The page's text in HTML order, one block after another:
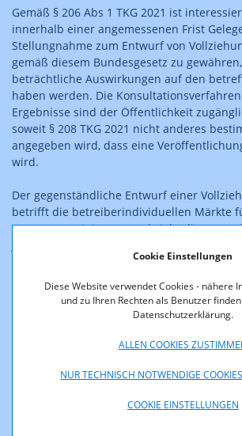
Cookie Einstellungen
Diese Website verwendet Cookies - nähere
und zu Ihren Rechten als Benutzer
Datenschutzerklärung.
ALLEN COOKIES
NUR TECHNISCH NOTWENDIGE
COOKIE EINSTELLUNGEN
Gemäß § 206 Abs 1 TKG 2021 ist
innerhalb einer angemessenen Frist
Stellungnahme zum Entwurf von
gemäß diesem Bundesgesetz zu
beträchtliche Auswirkungen auf den
haben werden. Die
Ergebnisse sind der Öffentlichkeit
soweit § 208 TKG 2021 nicht anderes
angegeben wird, dass eine
wird.
Der gegenständliche Entwurf einer
betrifft die betreiberindividuellen Märkte
Festnetzterminierung und sieht die
nicht mehr relevant sind; die
Der Entwurf steht unten zum Download
Allfällige Stellungnahmen senden Sie bitte